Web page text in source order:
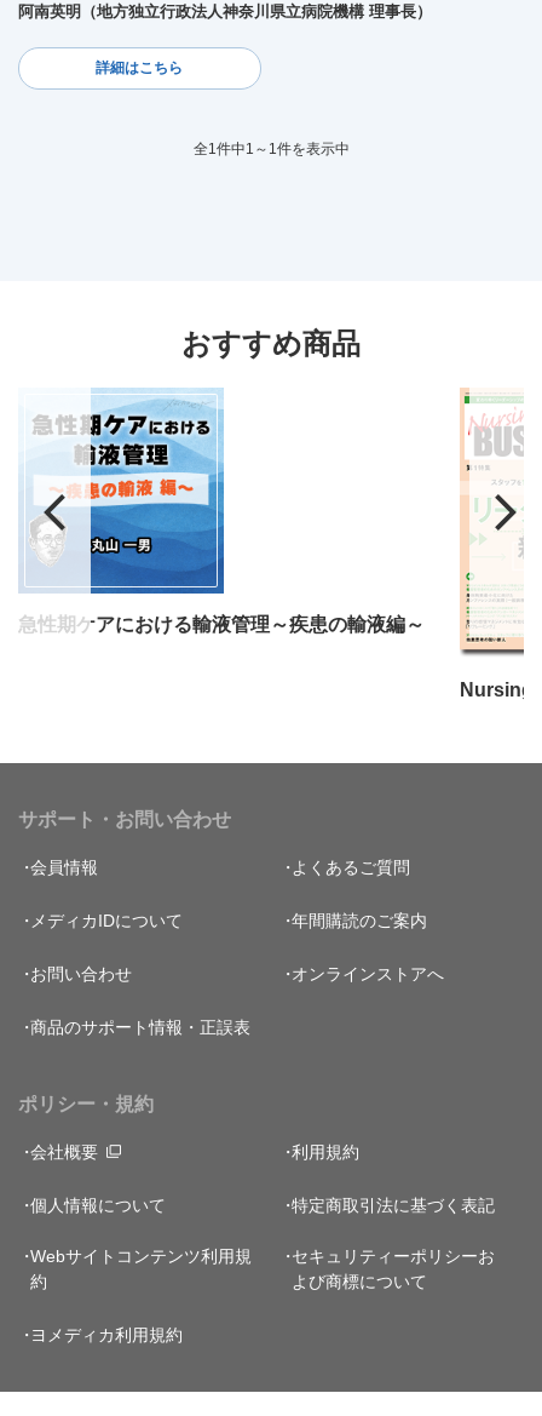
阿南英明（地方独立行政法人神奈川県立病院機構 理事長）
詳細はこちら
全1件中1～1件を表示中
おすすめ商品
急性期ケアにおける輸液管理～疾患の輸液編～
サポート・お問い合わせ
会員情報 よくあるご質問
メディカIDについて 年間購読のご案内
お問い合わせ オンラインストアへ
商品のサポート情報・正誤表
ポリシー・規約
会社概要 利用規約
個人情報について 特定商取引法に基づく表記
Webサイトコンテンツ利用規
約
セキュリティーポリシーお
よび商標について
ヨメディカ利用規約